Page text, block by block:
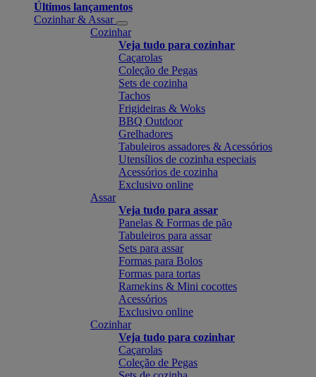
Últimos lançamentos
Cozinhar & Assar
Cozinhar
Veja tudo para cozinhar
Caçarolas
Coleção de Pegas
Sets de cozinha
Tachos
Frigideiras & Woks
BBQ Outdoor
Grelhadores
Tabuleiros assadores & Acessórios
Utensílios de cozinha especiais
Acessórios de cozinha
Exclusivo online
Assar
Veja tudo para assar
Panelas & Formas de pão
Tabuleiros para assar
Sets para assar
Formas para Bolos
Formas para tortas
Ramekins & Mini cocottes
Acessórios
Exclusivo online
Cozinhar
Veja tudo para cozinhar
Caçarolas
Coleção de Pegas